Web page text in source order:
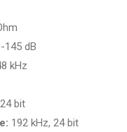
145 dB
kHz
bit
192 kHz, 24 bit